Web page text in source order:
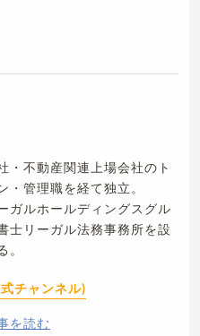
・不動産関連上場会社のト
・管理職を経て独立。
ガルホールディングスグル
士リーガル法務事務所を設
。
チャンネル)
を読む